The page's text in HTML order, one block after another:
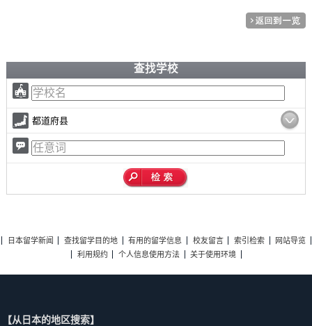
查找学校
都道府县
日本留学新闻 查找留学目的地 有用的留学信息 校友留言 索引检索
网站导览
利用规约
个人信息使用方法 关于使用环境
【从日本的地区搜索】